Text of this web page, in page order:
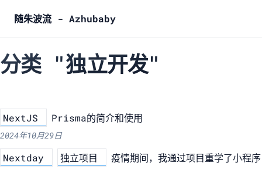
随朱波流 - Azhubaby
分类 "独立开发"
NextJS Prisma的简介和使用
2024年10月29日
Nextday 独立项目 疫情期间，我通过项目重学了小程序